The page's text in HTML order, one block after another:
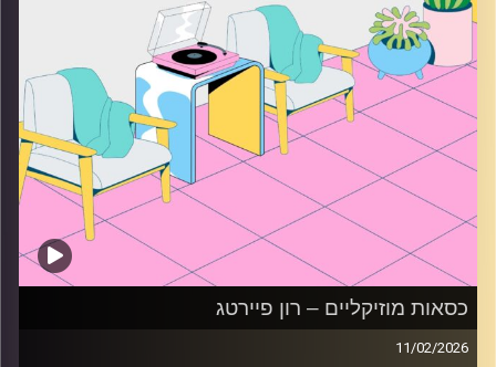
כסאות מוזיקליים – רון פיירטג
11/02/2026